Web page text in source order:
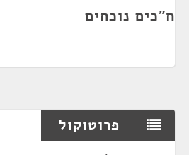
ח"כים נוכחים
פרוטוקול